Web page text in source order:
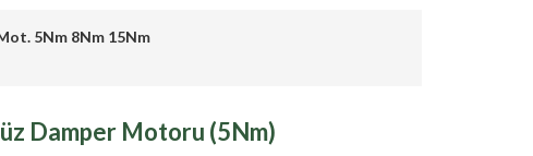
5Nm 8Nm 15Nm
Damper Motoru (5Nm)